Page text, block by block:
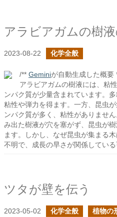
アラビアガムの樹
2023-08-22 化学全般
/** Geminiが自動生成した概要
アラビアガムの樹液には、粘
ンパク質が少量含まれています。
粘性や弾力を得ます。一方、昆虫
ンパク質が多く、粘性がありませ
み出た樹液が穴を塞がず、昆虫が
ます。しかし、なぜ昆虫が集まる
不明で、成長の早さが関係している
ツタが壁を伝う
2023-05-02 化学全般 植物の